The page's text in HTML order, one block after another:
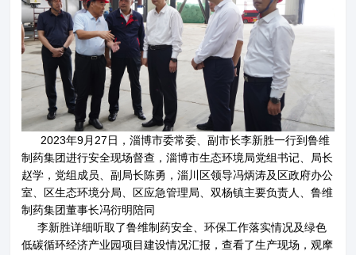
2023年9月27日，淄博市委常委、副市长李新胜一行到鲁维
制药集团进行安全现场督查，淄博市生态环境局党组书记、局长
赵学，党组成员、副局长陈勇，淄川区领导冯炳涛及区政府办公
室、区生态环境分局、区应急管理局、双杨镇主要负责人、鲁维
制药集团董事长冯衍明陪同
李新胜详细听取了鲁维制药安全、环保工作落实情况及绿色
低碳循环经济产业园项目建设情况汇报，查看了生产现场，观摩
关于鲁维 分公司
产品展示 企业文化
新闻资讯 资质荣誉